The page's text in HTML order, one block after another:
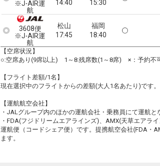
※J-AIR運
航
14:40
15:30
3608便
※J-AIR運
航
松山
17:45
福岡
18:40
【空席状況】
○:空席あり(9席以上) 1～8:残席数(1～8席) ×：予約不
【フライト差額/1名】
現在選択中のフライトからの差額(大人1名あたり)です。
【運航航空会社】
・JALグループ内のほかの運航会社・乗務員にて運航と
・FDA(フジドリームエアラインズ)、AMX(天草エアラ
運航便（コードシェア便）です。提携航空会社(FDA・
ます。